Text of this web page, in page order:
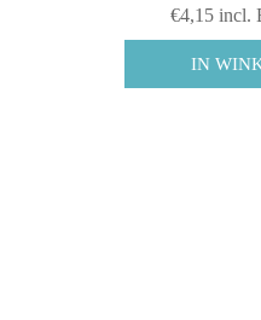
€4,15 incl.